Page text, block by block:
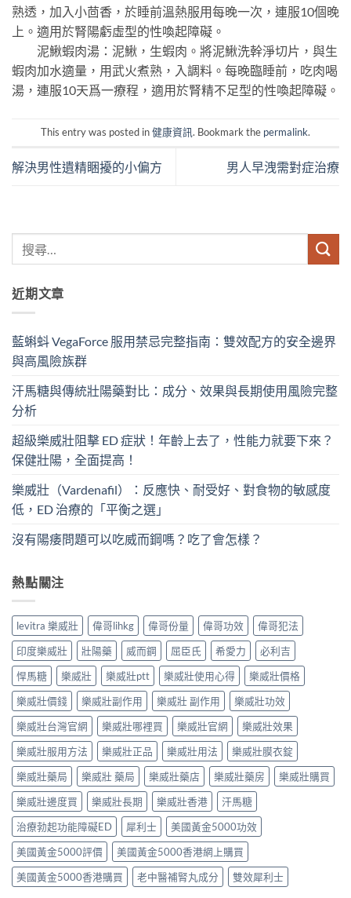
熟透，加入小茴香，於睡前溫熱服用每晚一次，連服10個晚
上。適用於腎陽虧虛型的性喚起障礙。
泥鰍蝦肉湯：泥鰍，生蝦肉。將泥鰍洗幹淨切片，與生
蝦肉加水適量，用武火煮熟，入調料。每晚臨睡前，吃肉喝
湯，連服10天爲一療程，適用於腎精不足型的性喚起障礙。
This entry was posted in健康資訊. Bookmark the permalink.
解決男性遺精睏擾的小偏方 男人早洩需對症治療
近期文章
藍蝌蚪 VegaForce 服用禁忌完整指南：雙效配方的安全邊界
與高風險族群
汗馬糖與傳統壯陽藥對比：成分、效果與長期使用風險完整
分析
超級樂威壯阻擊 ED 症狀！年齡上去了，性能力就要下來？
保健壯陽，全面提高！
樂威壯（Vardenafil）：反應快、耐受好、對食物的敏感度
低，ED 治療的「平衡之選」
沒有陽痿問題可以吃威而鋼嗎？吃了會怎樣？
熱點關注
levitra 樂威壯 偉哥lihkg 偉哥份量 偉哥功效
偉哥犯法
印度樂威壯
壯陽藥 威而鋼 屈臣氏 希愛力
必利吉
悍馬糖
樂威壯 樂威壯ptt 樂威壯使用心得
樂威壯價格
樂威壯價錢
樂威壯副作用 樂威壯 副作用
樂威壯功效
樂威壯台灣官網
樂威壯哪裡買 樂威壯官網
樂威壯效果
樂威壯服用方法
樂威壯正品 樂威壯用法
樂威壯膜衣錠
樂威壯藥局
樂威壯 藥局 樂威壯藥店 樂威壯藥房
樂威壯購買
樂威壯邊度買
樂威壯長期 樂威壯香港
汗馬糖
治療勃起功能障礙ED
犀利士
美國黃金5000功效
美國黃金5000評價
美國黃金5000香港網上購買
美國黃金5000香港購買
老中醫補腎丸成分 雙效犀利士